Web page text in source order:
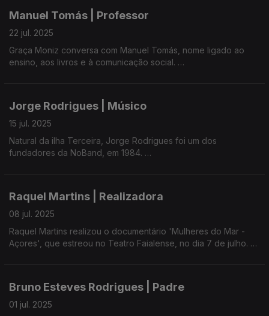
Em 2012, regressou ao Faial, onde vive.
Tempo.
Manuel Tomás | Professor
22 jul. 2025
Graça Moniz conversa com Manuel Tomás, nome ligado ao
ensino, aos livros e à comunicação social.
longo do seu percurso várias atividades culturais e
desportivas.
Jorge Rodrigues | Músico
15 jul. 2025
Natural da ilha Terceira, Jorge Rodrigues foi um dos
fundadores da NoBand, em 1984.
na poesia de Fernando Pessoa.
Raquel Martins | Realizadora
08 jul. 2025
Raquel Martins realizou o documentário 'Mulheres do Mar -
Açores', que estreou no Teatro Faialense, no dia 7 de julho.
reúne a história de 49 mulheres com ligação ao oceano.
A obra celebra a importância da presença feminina nas
Bruno Esteves Rodrigues | Padre
01 jul. 2025